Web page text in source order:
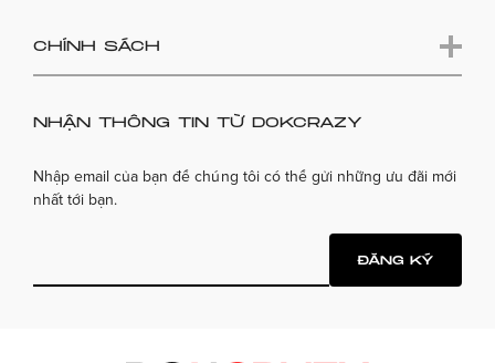
CHÍNH SÁCH
NHẬN THÔNG TIN TỪ DOKCRAZY
Nhập email của bạn để chúng tôi có thể gửi những ưu đãi mới
nhất tới bạn.
ĐĂNG KÝ